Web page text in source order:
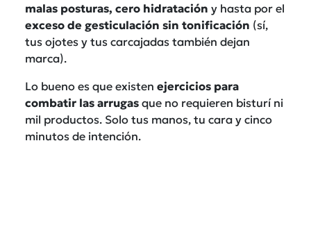
malas posturas, cero hidratación y hasta por el
exceso de gesticulación sin tonificación (sí,
tus ojotes y tus carcajadas también dejan
marca).
Lo bueno es que existen ejercicios para
combatir las arrugas que no requieren bisturí ni
mil productos. Solo tus manos, tu cara y cinco
minutos de intención.